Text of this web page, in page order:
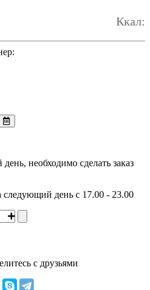
Ккал:
необходимо сделать заказ
следующий день с 17.00 - 23.00
с друзьями